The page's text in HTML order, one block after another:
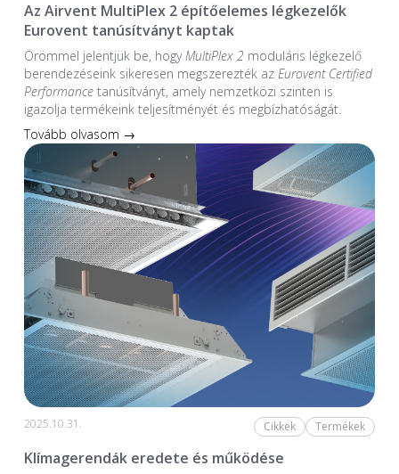
Az Airvent MultiPlex 2 építőelemes légkezelők
Eurovent tanúsítványt kaptak
Örömmel jelentjük be, hogyMultiPlex 2moduláris légkezelő
berendezéseink sikeresen megszerezték az Eurovent Certified
Performancetanúsítványt, amely nemzetközi szinten is
igazolja termékeink teljesítményét és megbízhatóságát.
Tovább olvasom →
2025.10.31. Cikkek Termékek
Klímagerendák eredete és működése